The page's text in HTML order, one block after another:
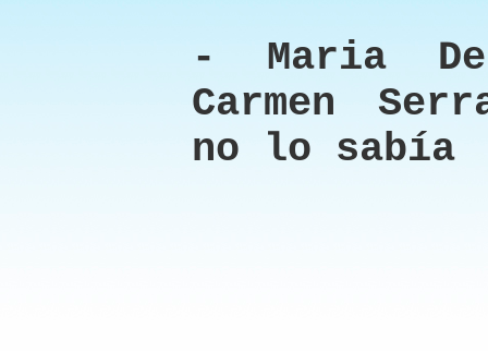
- Maria
Carmen
no lo sabía